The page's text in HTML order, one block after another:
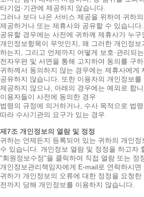
타기업·기관에 제공하지 않습니다.
그러나 보다 나은 서비스 제공을 위하여 귀하
제공하거나 또는 제휴사와 공유할 수 있습니
공유할 경우에는 사전에 귀하께 제휴사가 누
개인정보항목이 무엇인지, 왜 그러한 개인정
하는지, 그리고 언제까지 어떻게 보호·관리되
전자우편 및 서면을 통해 고지하여 동의를 구
귀하께서 동의하지 않는 경우에는 제휴사에게
공유하지 않습니다. 또한 이용자의 개인정보를
제공하지 않으나, 아래의 경우에는 예외로 합
이용자들이 사전에 동의한 경우
법령의 규정에 의거하거나, 수사 목적으로 법
따라 수사기관의 요구가 있는 경우
제7조 개인정보의 열람 및 정정
귀하는 언제든지 등록되어 있는 귀하의 개인
수 있습니다. 개인정보 열람 및 정정을 하고자
"회원정보수정"을 클릭하여 직접 열람 또는 정
개인정보관리책임자에게 E-mail로 연락하시면
귀하가 개인정보의 오류에 대한 정정을 요청한
전까지 당해 개인정보를 이용하지 않습니다.